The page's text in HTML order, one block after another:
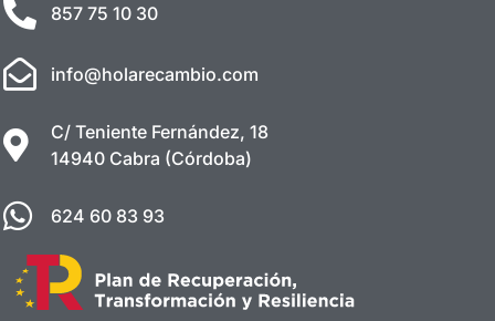
857 75 10 30
info@holarecambio.com
C/ Teniente Fernández, 18
14940 Cabra (Córdoba)
624 60 83 93